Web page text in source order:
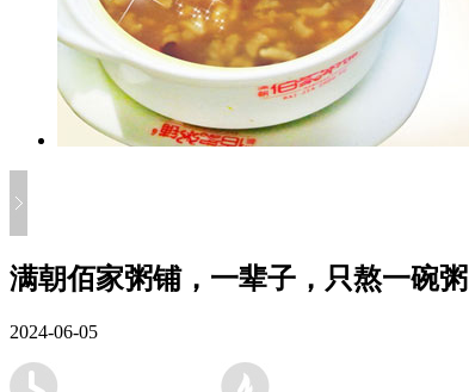
满朝佰家粥铺，一辈子，只熬一碗粥
2024-06-05